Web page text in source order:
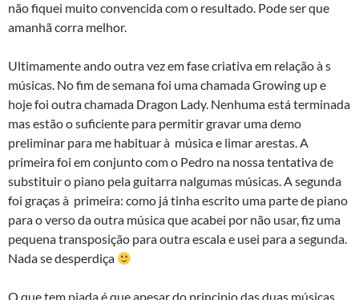
não fiquei muito convencida com o resultado. Pode ser que
amanhã corra melhor.
Ultimamente ando outra vez em fase criativa em relação à s
músicas. No fim de semana foi uma chamada Growing up e
hoje foi outra chamada Dragon Lady. Nenhuma está terminada
mas estão o suficiente para permitir gravar uma demo
preliminar para me habituar à música e limar arestas. A
primeira foi em conjunto com o Pedro na nossa tentativa de
substituir o piano pela guitarra nalgumas músicas. A segunda
foi graças à primeira: como já tinha escrito uma parte de piano
para o verso da outra música que acabei por não usar, fiz uma
pequena transposição para outra escala e usei para a segunda.
Nada se desperdiça
O que tem piada é que apesar do principio das duas músicas